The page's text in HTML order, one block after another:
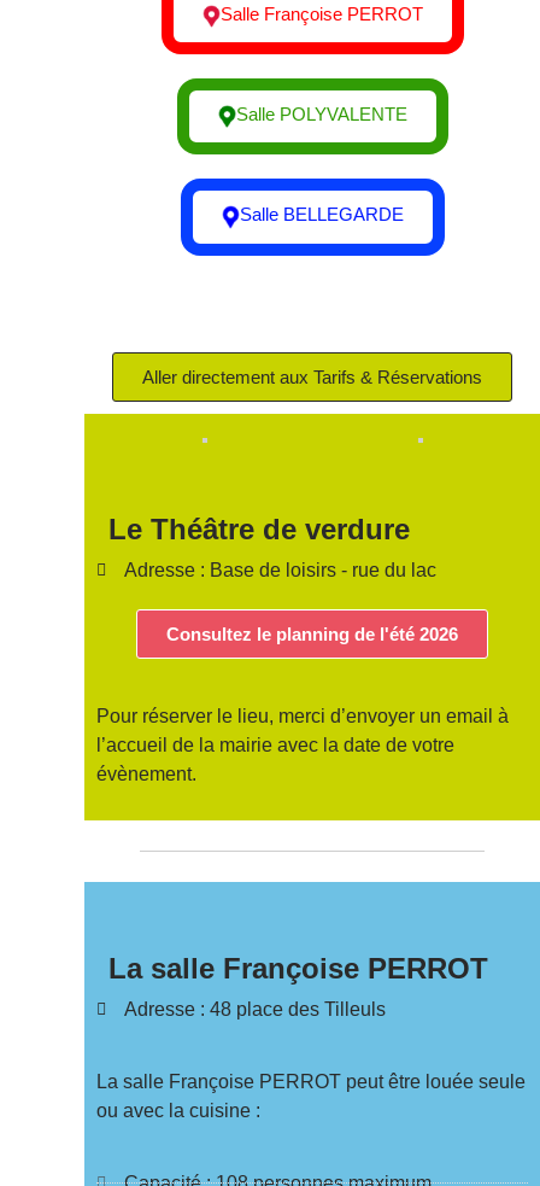
Salle Françoise PERROT
Salle POLYVALENTE
Salle BELLEGARDE
Aller directement aux Tarifs & Réservations
Le Théâtre de verdure
Adresse : Base de loisirs - rue du lac
Consultez le planning de l'été 2026
Pour réserver le lieu, merci d’envoyer un email à
l’accueil de la mairie avec la date de votre
évènement.
La salle Françoise PERROT
Adresse : 48 place des Tilleuls
La salle Françoise PERROT peut être louée seule
ou avec la cuisine :